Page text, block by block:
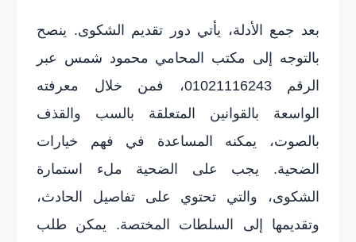
بعد جمع الأدلة، يأتي دور تقديم الشكوى. ينصح
بالتوجه إلى مكتب المحامي محمود شمس عبر
الرقم 01021116243، فمن خلال معرفته
الواسعة بالقوانين المتعلقة بالسب والقذف
بالصوت، يمكنه المساعدة في فهم خيارات
الضحية. يجب على الضحية ملء استمارة
الشكوى، والتي تحتوي على تفاصيل الحادث،
وتقديمها إلى السلطات المختصة. يمكن طلب